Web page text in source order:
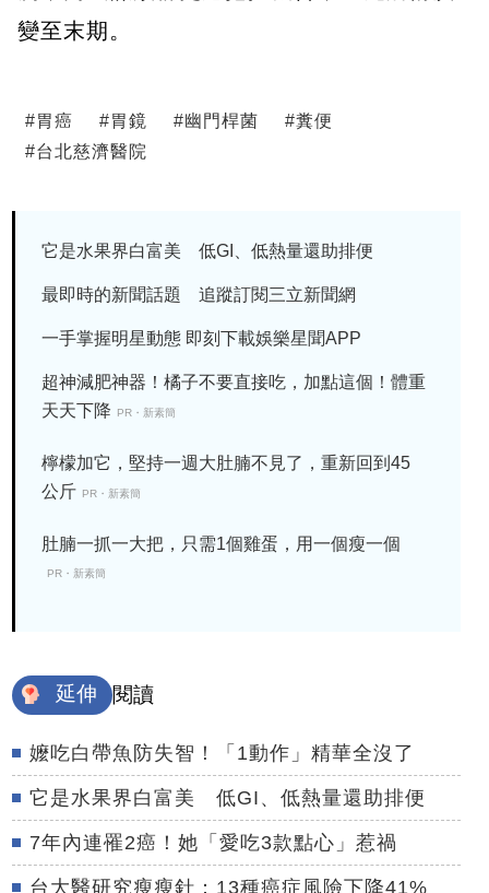
變至末期。
#胃癌 #胃鏡 #幽門桿菌 #糞便
#台北慈濟醫院
它是水果界白富美 低GI、低熱量還助排便
最即時的新聞話題 追蹤訂閱三立新聞網
一手掌握明星動態 即刻下載娛樂星聞APP
超神減肥神器！橘子不要直接吃，加點這個！體重
天天下降
PR・新素簡
檸檬加它，堅持一週大肚腩不見了，重新回到45
公斤 PR・新素簡
肚腩一抓一大把，只需1個雞蛋，用一個瘦一個
PR・新素簡
延伸 閱讀
嬤吃白帶魚防失智！「1動作」精華全沒了
它是水果界白富美 低GI、低熱量還助排便
7年內連罹2癌！她「愛吃3款點心」惹禍
台大醫研究瘦瘦針：13種癌症風險下降41%